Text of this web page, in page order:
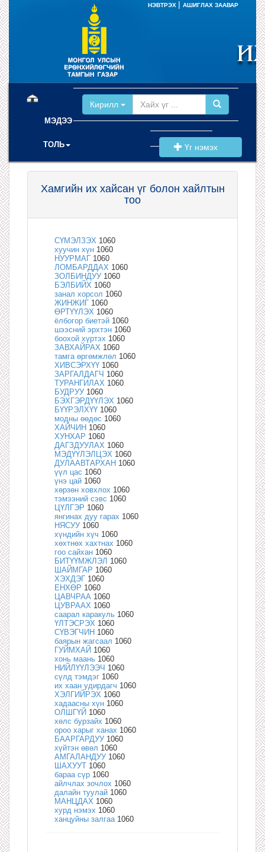
НЭВТРЭХ АШИГЛАХ ЗААВАР
МЭДЭЭ
ТОЛЬ
Кирилл
Үг нэмэх
Хамгийн их хайсан үг болон хайлтын
тоо
СҮМЭЛЗЭХ 1060
хуучин хүн 1060
НУУРМАГ 1060
ЛОМБАРДДАХ 1060
ЗОЛБИНДУУ 1060
БЭЛБИЙХ 1060
занал хорсол 1060
ЖИНЖИГ 1060
ӨРТҮҮЛЭХ 1060
ёлбогор биетэй 1060
шээсний эрхтэн 1060
боохой хүртэх 1060
ЗАВХАЙРАХ 1060
тамга өргөмжлөл 1060
ХИВСЭРХҮҮ 1060
ЗАРГАЛДАГЧ 1060
ТУРАНГИЛАХ 1060
БУДРУУ 1060
БЭХГЭРДҮҮЛЭХ 1060
БҮҮРЭЛХҮҮ 1060
модны өөдөс 1060
ХАЙЧИН 1060
ХУНХАР 1060
ДАГЗДУУЛАХ 1060
МЭДҮҮЛЭЛЦЭХ 1060
ДУЛААВТАРХАН 1060
үүл цас 1060
үнэ цай 1060
хөрзөн ховхлох 1060
тэмээний сэвс 1060
ЦҮЛГЭР 1060
янгинах дуу гарах 1060
НЯСУУ 1060
хүндийн хүч 1060
хөхтнөх хахтнах 1060
гоо сайхан 1060
БИТҮҮМЖЛЭЛ 1060
ШАЙМГАР 1060
ХЭХДЭГ 1060
ЕНХӨР 1060
ЦАВЧРАА 1060
ЦУВРААХ 1060
саарал каракуль 1060
ҮЛТЭСРЭХ 1060
СҮВЭГЧИН 1060
баярын жагсаал 1060
ГУЙМХАЙ 1060
хонь маань 1060
НИЙЛҮҮЛЭЭЧ 1060
сүлд тэмдэг 1060
их хаан удирдагч 1060
ХЭЛГИЙРЭХ 1060
хадаасны хүн 1060
ОЛШГҮЙ 1060
хөлс бурзайх 1060
ороо харыг ханах 1060
БААРГАРДУУ 1060
хүйтэн өвөл 1060
АМГАЛАНДУУ 1060
ШАХУУТ 1060
бараа сүр 1060
айлчлах зочлох 1060
далайн туулай 1060
МАНЦДАХ 1060
хурд нэмэх 1060
ханцуйны залгаа 1060